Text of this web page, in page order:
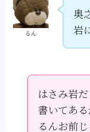
るん
奥
岩
はさみ岩
書いてあ
るんお前